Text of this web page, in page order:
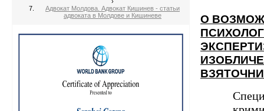
Адвокат Молдова. Адвокат Кишинев - статьи
адвоката в Молдове и Кишиневе
О